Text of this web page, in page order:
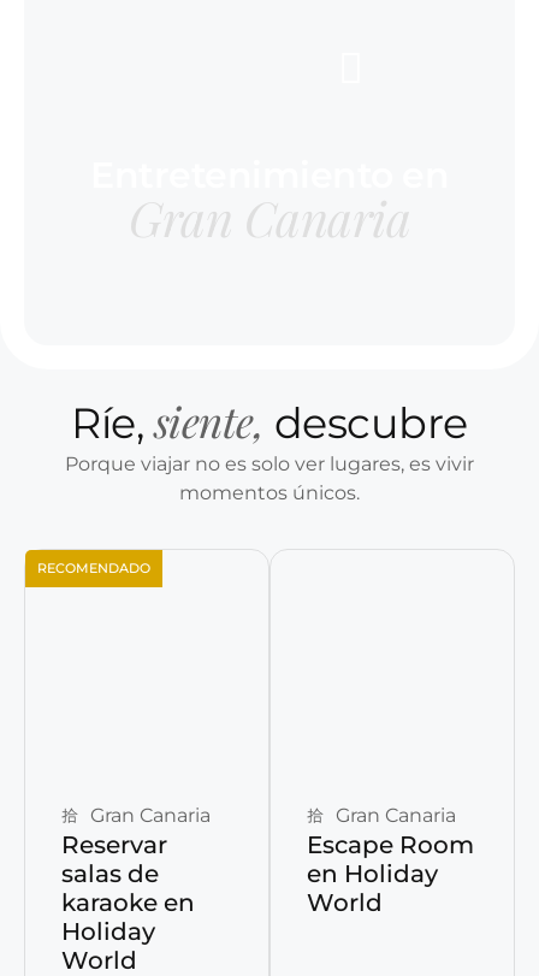
Gran Canaria
Ríe,siente, descubre
Porque viajar no es solo ver lugares, es vivir
momentos únicos.
RECOMENDADO
Gran Canaria
Reservar
salas de
karaoke en
Holiday
World
Gran Canaria
Escape Room
en Holiday
World